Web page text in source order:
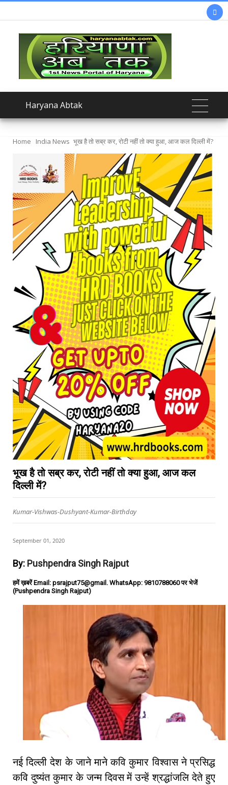

Haryana Abtak
Home India News भूख है तो सब्र कर, रोटी नहीं तो क्या हुआ, आज कल दिल्ली में?
भूख है तो सब्र कर, रोटी नहीं तो क्या हुआ, आज कल
दिल्ली में?
Kumar-Vishwas-Dushyant-Kumar-Birthday
September 01, 2020
By: Pushpendra Singh Rajput
हमें ख़बरें Email: psrajput75@gmail. WhatsApp: 9810788060 पर भेजें
(Pushpendra Singh Rajput)
नई दिल्ली देश के जाने माने कवि कुमार विश्वास ने प्रसिद्ध
कवि दुष्यंत कुमार के जन्म दिवस में उन्हें श्रद्धांजलि देते हुए